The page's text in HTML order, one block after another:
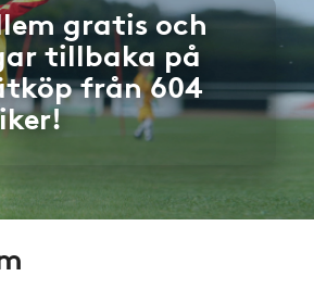
gratis och
tillbaka på
från 604